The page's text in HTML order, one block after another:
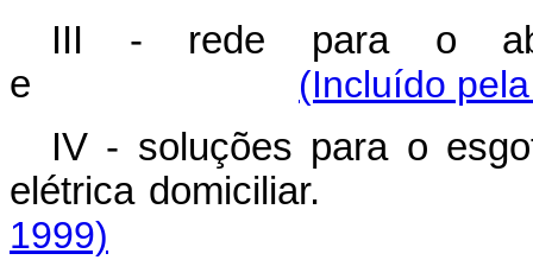
III - rede para o
e (Incluído
IV - soluções para o
elétrica
1999)